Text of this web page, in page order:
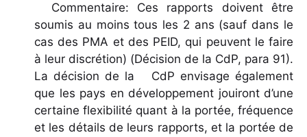
Commentaire: Ces rapports doivent être
soumis au moins tous les 2 ans (sauf dans le
cas des PMA et des PEID, qui peuvent le faire
à leur discrétion) (Décision de la CdP, para 91).
La décision de la CdP envisage également
que les pays en développement jouiront d’une
certaine flexibilité quant à la portée, fréquence
et les détails de leurs rapports, et la portée de